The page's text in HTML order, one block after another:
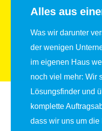
Alles aus
Was wir darunter
der wenigen
imeigenen Haus
noch viel mehr: Wir
Lösungsfinder und
komplette
dass wir uns um die